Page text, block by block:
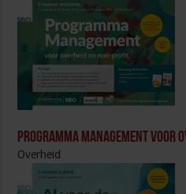
Programma Management
Overheid